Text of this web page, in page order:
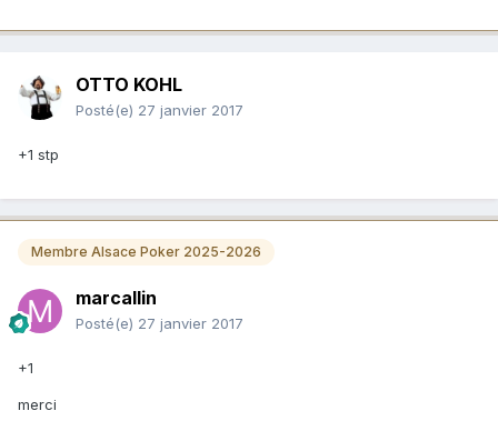
OTTO KOHL
Posté(e) 27 janvier 2017
+1 stp
Membre Alsace Poker 2025-2026
marcallin
Posté(e) 27 janvier 2017
+1
merci